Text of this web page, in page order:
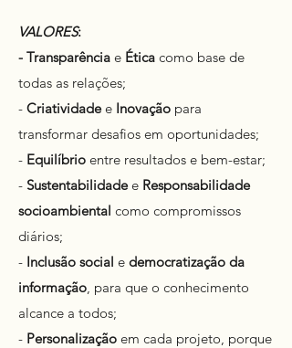
VALORES:
- Transparência e Ética como base de
todas as relações;
- Criatividadee Inovação para
transformar desafios em oportunidades;
- Equilíbrio entre resultados e bem-estar;
- Sustentabilidadee Responsabilidade
socioambiental como compromissos
diários;
- Inclusão social e democratização da
informação, para que o conhecimento
alcance a todos;
- Personalização em cada projeto, porque